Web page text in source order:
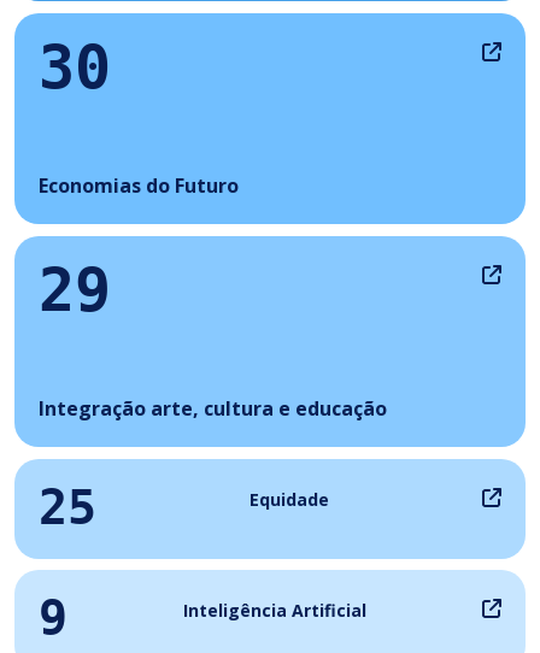
30
Economias do Futuro
29
Integração arte, cultura e educação
25 Equidade
9 Inteligência Artificial